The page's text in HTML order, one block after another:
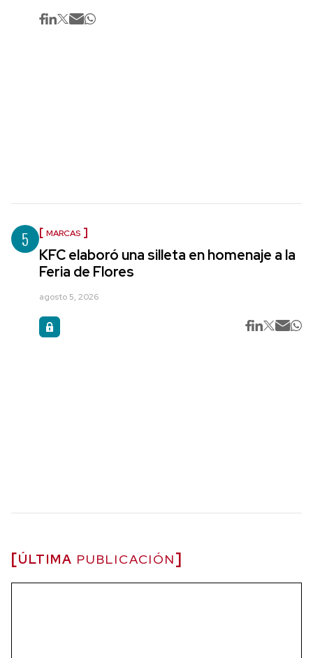
5 MARCAS
KFC elaboró una silleta en homenaje a la
Feria de Flores
agosto 5, 2026
ÚLTIMA PUBLICACIÓN